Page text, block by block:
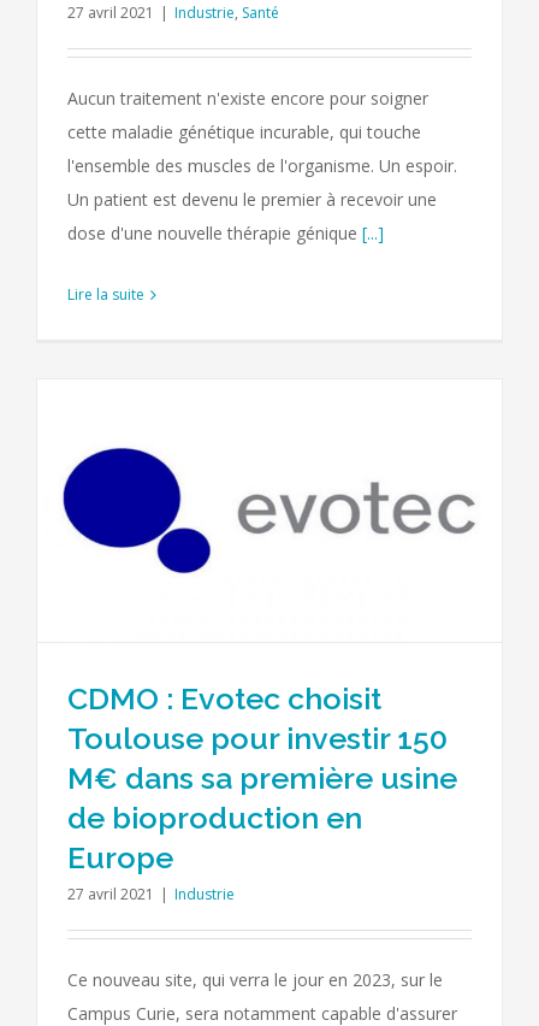
27 avril 2021 | Industrie, Santé
Aucun traitement n'existe encore pour soigner
cette maladie génétique incurable, qui touche
l'ensemble des muscles de l'organisme. Un espoir.
Un patient est devenu le premier à recevoir une
dose d'une nouvelle thérapie génique [...]
Lire la suite
CDMO : Evotec choisit
Toulouse pour investir 150
M€ dans sa première usine
de bioproduction en
Europe
27 avril 2021 | Industrie
Ce nouveau site, qui verra le jour en 2023, sur le
Campus Curie, sera notamment capable d'assurer